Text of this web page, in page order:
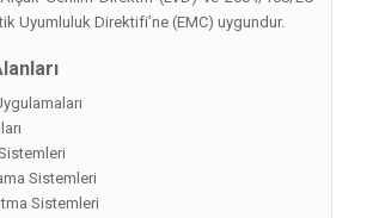
Uyumluluk Direktifi’ne (EMC) uygundur.
Sistemleri
Sistemleri